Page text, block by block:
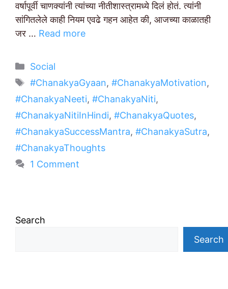
वर्षापूर्वी चाणक्यांनी त्यांच्या नीतीशास्त्रामध्ये दिलं होतं. त्यांनी
सांगितलेले काही नियम एवढे गहन आहेत की, आजच्या काळातही
जर … Read more
Categories
Social
Tags
#ChanakyaGyaan, #ChanakyaMotivation,
#ChanakyaNeeti, #ChanakyaNiti,
#ChanakyaNitiInHindi, #ChanakyaQuotes,
#ChanakyaSuccessMantra, #ChanakyaSutra,
#ChanakyaThoughts
1 Comment
Search
Search